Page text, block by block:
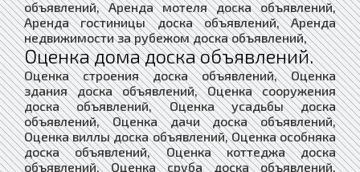
объявлений, Аренда мотеля доска объявлений,
Аренда гостиницы доска объявлений, Аренда
недвижимости за рубежом доска объявлений,
Оценка дома доска объявлений.
Оценка строения доска объявлений, Оценка
здания доска объявлений, Оценка сооружения
доска объявлений, Оценка усадьбы доска
объявлений, Оценка дачи доска объявлений,
Оценка виллы доска объявлений, Оценка особняка
доска объявлений, Оценка коттеджа доска
объявлений, Оценка сруба доска объявлений,